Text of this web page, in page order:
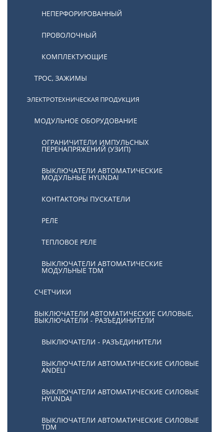
НЕПЕРФОРИРОВАННЫЙ
ПРОВОЛОЧНЫЙ
КОМПЛЕКТУЮЩИЕ
ТРОС, ЗАЖИМЫ
ЭЛЕКТРОТЕХНИЧЕСКАЯ ПРОДУКЦИЯ
МОДУЛЬНОЕ ОБОРУДОВАНИЕ
ОГРАНИЧИТЕЛИ ИМПУЛЬСНЫХ
ПЕРЕНАПРЯЖЕНИЙ (УЗИП)
ВЫКЛЮЧАТЕЛИ АВТОМАТИЧЕСКИЕ
МОДУЛЬНЫЕ HYUNDAI
КОНТАКТОРЫ ПУСКАТЕЛИ
РЕЛЕ
ТЕПЛОВОЕ РЕЛЕ
ВЫКЛЮЧАТЕЛИ АВТОМАТИЧЕСКИЕ
МОДУЛЬНЫЕ TDM
СЧЕТЧИКИ
ВЫКЛЮЧАТЕЛИ АВТОМАТИЧЕСКИЕ СИЛОВЫЕ,
ВЫКЛЮЧАТЕЛИ - РАЗЪЕДИНИТЕЛИ
ВЫКЛЮЧАТЕЛИ - РАЗЪЕДИНИТЕЛИ
ВЫКЛЮЧАТЕЛИ АВТОМАТИЧЕСКИЕ СИЛОВЫЕ
ANDELI
ВЫКЛЮЧАТЕЛИ АВТОМАТИЧЕСКИЕ СИЛОВЫЕ
HYUNDAI
ВЫКЛЮЧАТЕЛИ АВТОМАТИЧЕСКИЕ СИЛОВЫЕ
TDM